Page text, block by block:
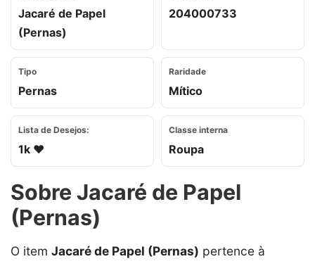
Jacaré de Papel
(Pernas)
204000733
Tipo
Pernas
Raridade
Mítico
Lista de Desejos:
1k ❤️
Classe interna
Roupa
Sobre Jacaré de Papel
(Pernas)
O item Jacaré de Papel (Pernas) pertence à